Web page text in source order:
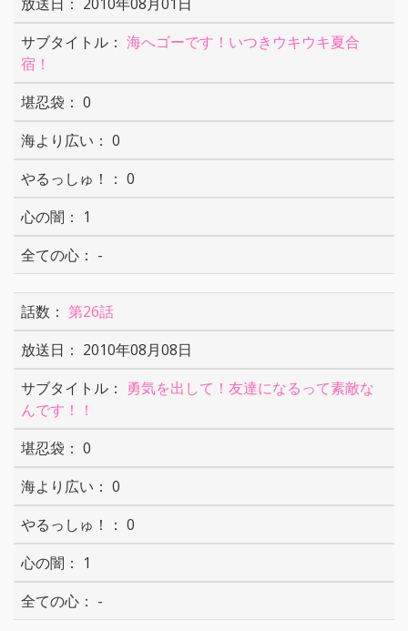
海へゴーです！いつきウキウキ夏合
宿！
0
0
0
1
-
第26話
2010年08月08日
勇気を出して！友達になるって素敵な
んです！！
0
0
0
1
-